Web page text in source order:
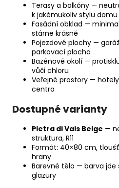
Terasy a balkóny —
k jakémukoliv stylu domu
Fasádní obklad —
stárne krásně
Pojezdové plochy —
parkovací plocha
Bazénové okolí —
vůči chloru
Veřejné prostory —
centra
Dostupné varianty
Pietra di Vals Beige —
struktura, R11
Formát: 40×80 cm,
hrany
Barevné tělo — barva jde
glazury